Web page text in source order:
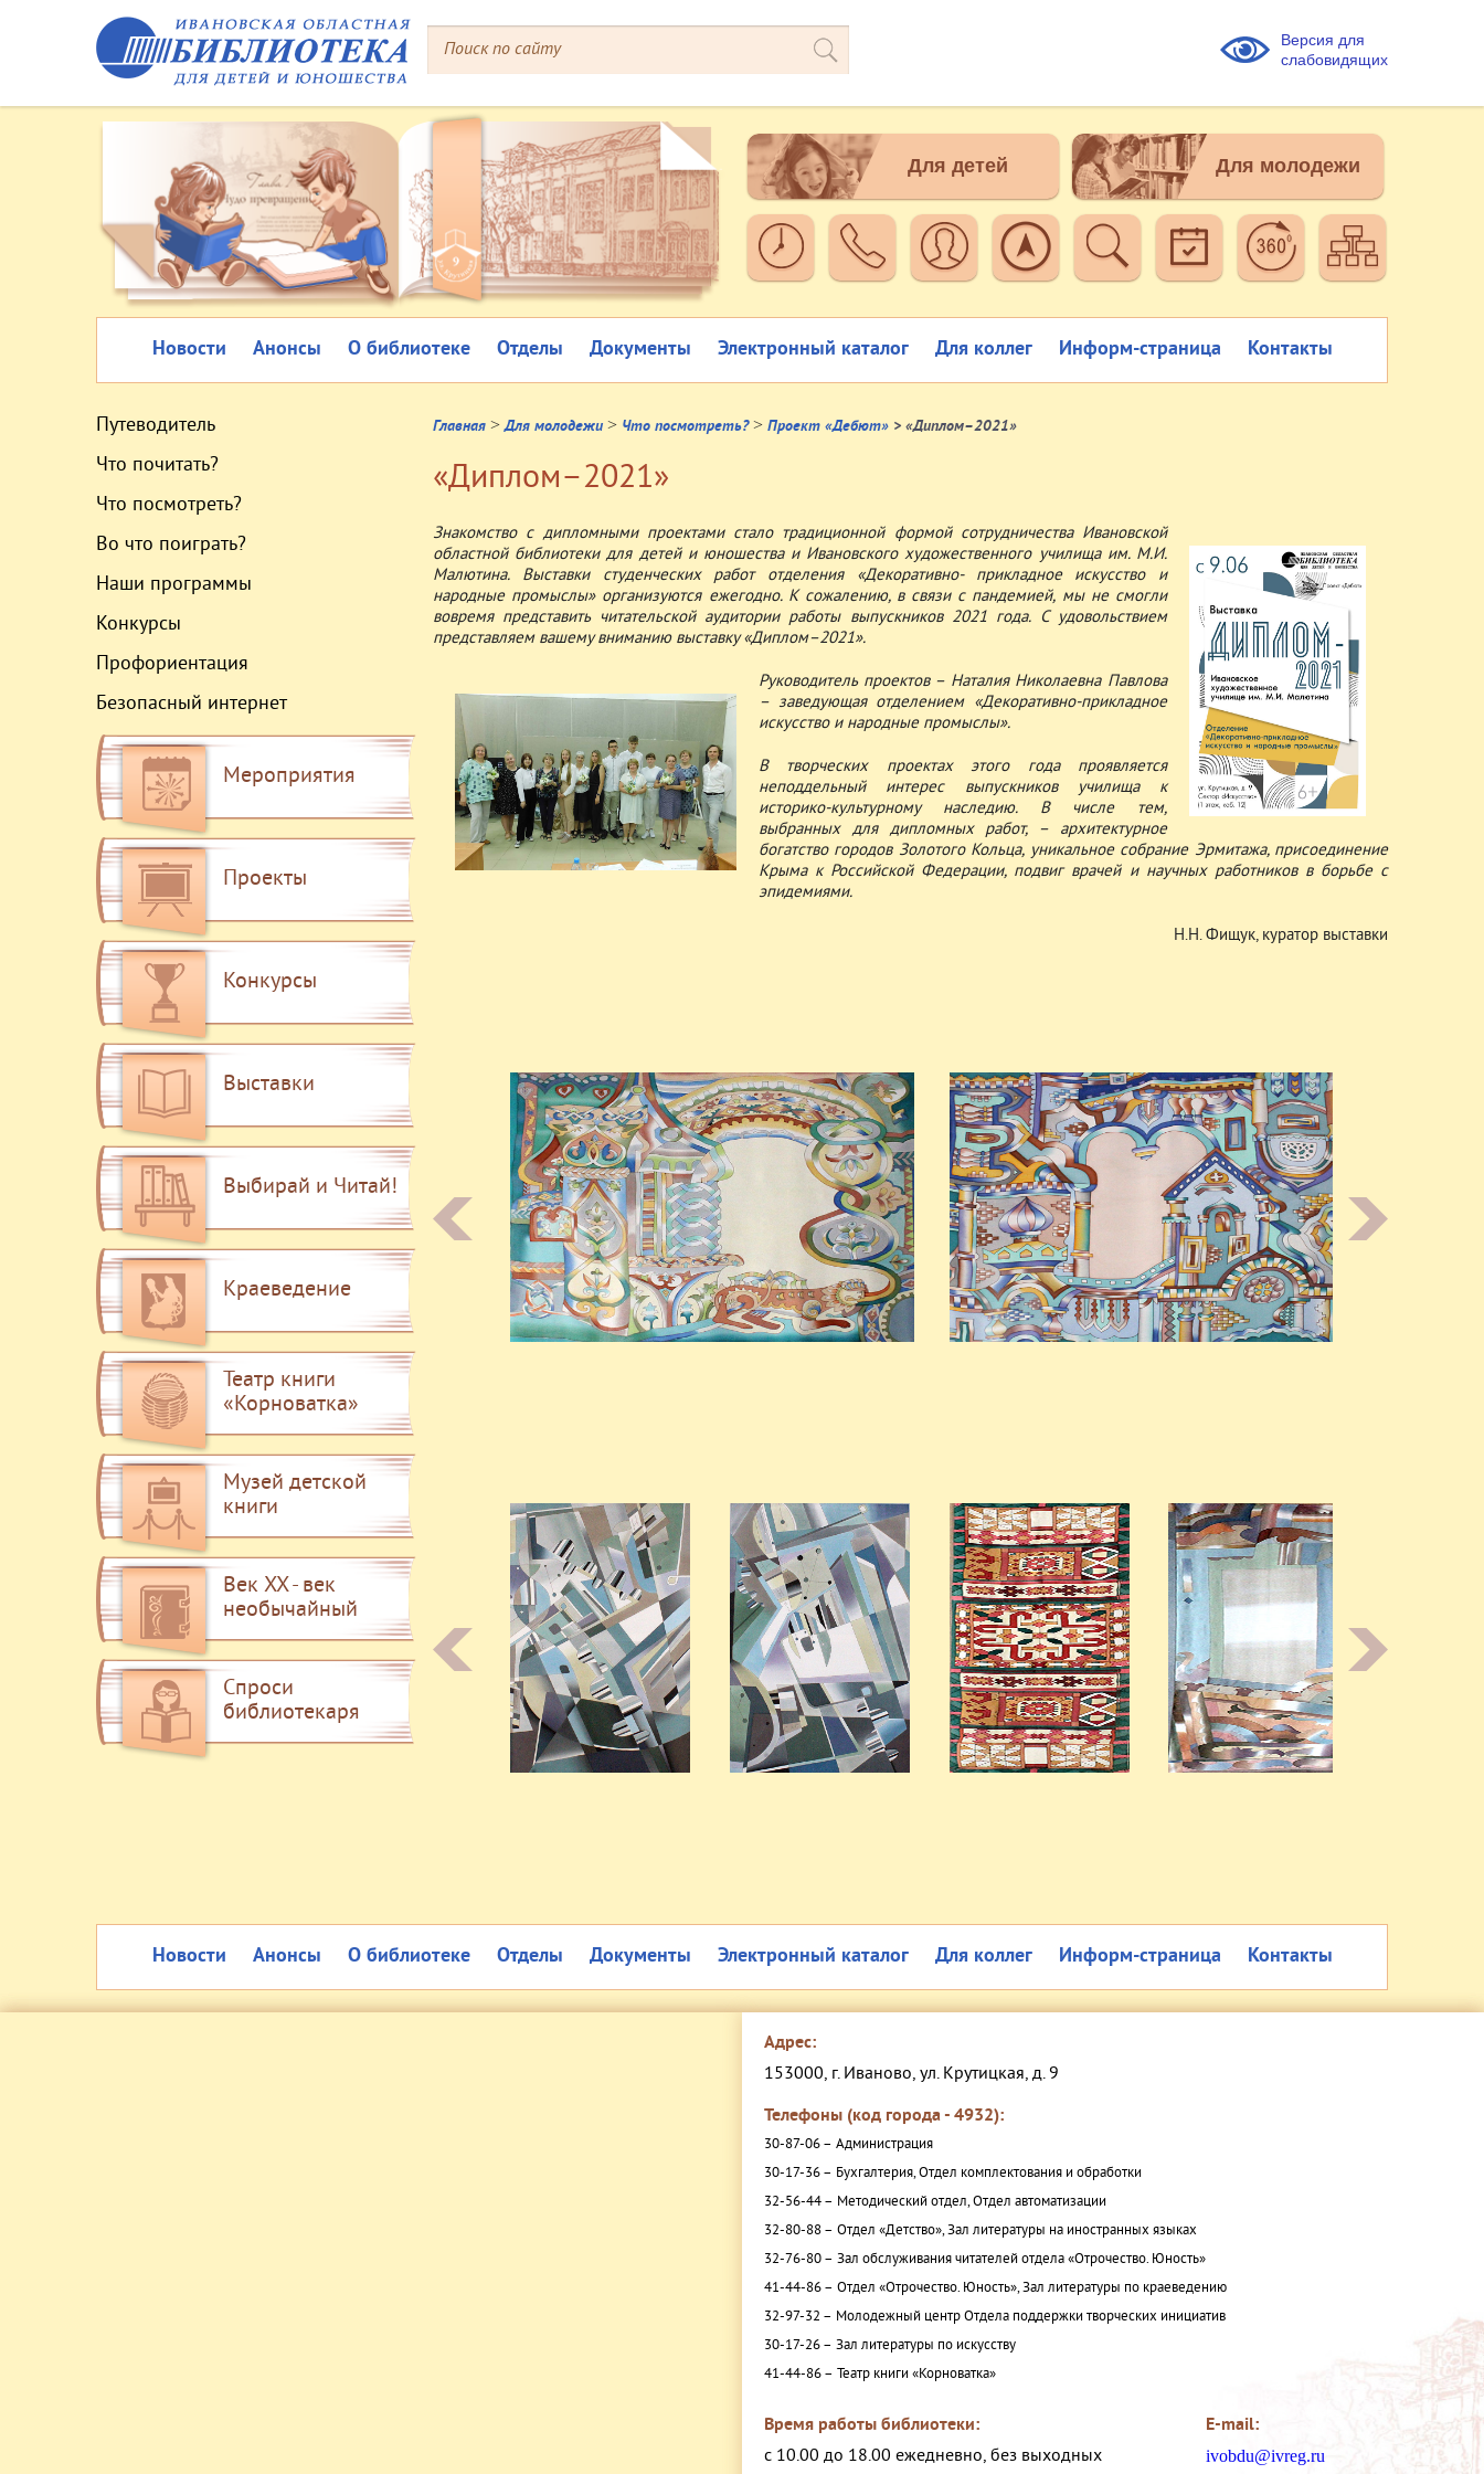
Версия для
слабовидящих
Для детей Для молодежи
Новости Анонсы О библиотеке Отделы Документы Электронный каталог Для коллег Информ-страница Контакты
Путеводитель
Что почитать?
Что посмотреть?
Во что поиграть?
Наши программы
Конкурсы
Профориентация
Безопасный интернет
Мероприятия
Проекты
Конкурсы
Выставки
Выбирай и Читай!
Краеведение
Театр книги
«Корноватка»
Музей детской
книги
Век XX - век
необычайный
Спроси
библиотекаря
Главная >Для молодежи > Что посмотреть? > Проект «Дебют» > «Диплом–2021»
«Диплом–2021»
Знакомство с дипломными проектами стало традиционной формой сотрудничества Ивановской
областной библиотеки для детей и юношества и Ивановского художественного училища им. М.И.
Малютина. Выставки студенческих работ отделения «Декоративно- прикладное искусство и
народные промыслы» организуются ежегодно. К сожалению, в связи с пандемией, мы не смогли
вовремя представить читательской аудитории работы выпускников 2021 года. С удовольствием
представляем вашему вниманию выставку «Диплом–2021».
Руководитель проектов – Наталия Николаевна Павлова
– заведующая отделением «Декоративно-прикладное
искусство и народные промыслы».
В творческих проектах этого года проявляется
неподдельный интерес выпускников училища к
историко-культурному наследию. В числе тем,
выбранных для дипломных работ, – архитектурное
богатство городов Золотого Кольца, уникальное собрание Эрмитажа, присоединение
Крыма к Российской Федерации, подвиг врачей и научных работников в борьбе с
эпидемиями.
Н.Н. Фищук, куратор выставки
Новости Анонсы О библиотеке Отделы Документы Электронный каталог Для коллег Информ-страница Контакты
Адрес:
153000, г. Иваново, ул. Крутицкая, д. 9
Телефоны (код города - 4932):
30-87-06 – Администрация
30-17-36 – Бухгалтерия, Отдел комплектования и обработки
32-56-44 – Методический отдел, Отдел автоматизации
32-80-88 – Отдел «Детство», Зал литературы на иностранных языках
32-76-80 – Зал обслуживания читателей отдела «Отрочество. Юность»
41-44-86 – Отдел «Отрочество. Юность», Зал литературы по краеведению
32-97-32 – Молодежный центр Отдела поддержки творческих инициатив
30-17-26 – Зал литературы по искусству
41-44-86 – Театр книги «Корноватка»
Время работы библиотеки:
с 10.00 до 18.00 ежедневно, без выходных
E-mail:
ivobdu@ivreg.ru